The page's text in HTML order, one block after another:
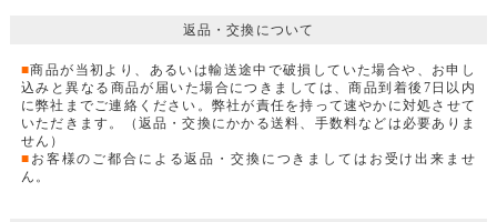
返品・交換について
■商品が当初より、あるいは輸送途中で破損していた場合や、お申し
込みと異なる商品が届いた場合につきましては、商品到着後7日以内
に弊社までご連絡ください。弊社が責任を持って速やかに対処させて
いただきます。（返品・交換にかかる送料、手数料などは必要ありま
せん）
■ お客様のご都合による返品・交換につきましてはお受け出来ませ
ん。